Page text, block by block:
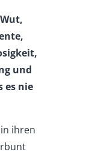
und
es nie
ihren